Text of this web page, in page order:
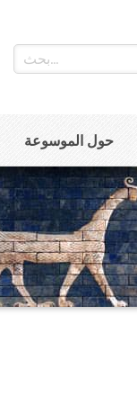
حول الموسوعة